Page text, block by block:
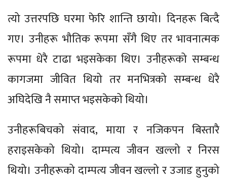
त्यो उत्तरपछि घरमा फेरि शान्ति छायो। दिनहरू बित्दै
गए। उनीहरू भौतिक रूपमा सँगै थिए तर भावनात्मक
रूपमा धेरै टाढा भइसकेका थिए। उनीहरूको सम्बन्ध
कागजमा जीवित थियो तर मनभित्रको सम्बन्ध धेरै
अघिदेखि नै समाप्त भइसकेको थियो।
उनीहरूबिचको संवाद, माया र नजिकपन बिस्तारै
हराइसकेको थियो। दाम्पत्य जीवन खल्लो र निरस
थियो। उनीहरूको दाम्पत्य जीवन खल्लो र उजाड हुनुको